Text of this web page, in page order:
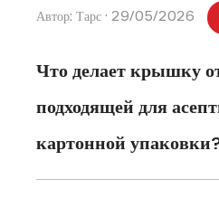
Автор: Тарс · 29/05/2026
Что делает крышку
подходящей для
картонной